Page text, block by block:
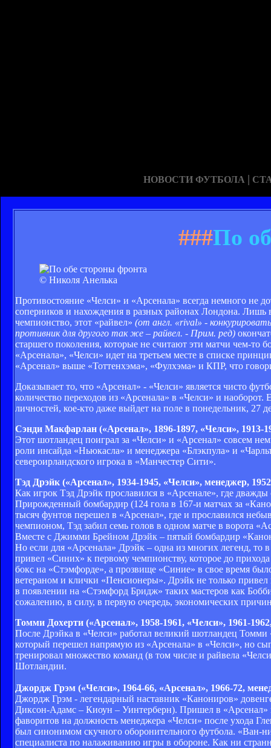
НОВОСТИ ФУТБОЛА |
###По
© Николя Анелька
Противостояние «Челси» и «Арсенала» всегда немного не
соперников и нахождения в разных районах Лондона. Лишь
чемпионство, этот «райвел» (от англ. «rival» -
противник для другого так же – райвел. - Прим. ред)
старшего поколения, которые не считают эти матчи чем-
«Арсенала», «Челси» идет на третьем месте в списке
«Арсенал» выше «Тоттенхэма», «Фулхэма» и КПР, что
Доказывает то, что «Арсенал» - «Челси» является чисто
количество переходов из «Арсенала» в «Челси» и
личностей, кое-кто даже выйдет на поле в понедельник, 27
Сэнди Макфарлан («Арсенал», 1896-1897, «Челси», 1913-
Этот шотландец поиграл за «Челси» и «Арсенал» совсем
роли инсайда «Ньюкасла» и менеджера «Блэкпула» и
североирландского игрока в «Манчестер Сити».
Тэд Дрэйк («Арсенал», 1934-1945, «Челси», менеджер,
Как игрок Тэд Дрэйк прославился в «Арсенале», где
Прирожденный бомбардир (124 гола в 167-и матчах за
тысяч фунтов перешел в «Арсенал», где и прославился
чемпионом, Тэд забил семь голов в одном матче в ворота
Вместе с Джимми Брейном Дрэйк – пятый бомбардир
Но если для «Арсенала» Дрэйк – одна из многих легенд, то
привел «Синих» к первому чемпионству, которое до
бокс на «Стэмфорде», а прозвище «Синие» в свое время
ветераном и клички «Пенсионеры». Дрэйк не только
в появлении на «Стэмфорд Бридж» таких мастеров как
сожалению, в силу, в первую очередь, экономических
Томми Дохерти («Арсенал», 1958-1961, «Челси», 1961-
После Дрэйка в «Челси» работал великий шотландец
который перешел напрямую из «Арсенала» в «Челси», но
тренировал множество команд (в том числе и райвела
Шотландии.
Джордж Грэм («Челси», 1964-66, «Арсенал», 1966-72,
Джордж Грэм - легендарный наставник «Канониров»
Диксон-Адамс – Киоун – Уинтерберн). Пришел в «Арсенал»
фаворитов на должность менеджера «Челси» после ухода
был синонимом скучного оборонительного футбола. «Ван-
специалиста по налаживанию игры в обороне. Как ни